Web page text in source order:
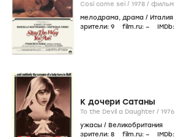
Cosi come sei / 1978 / фильм
мелодрама, драма / Италия
зрители: 9 film.ru: – IMDb:
К дочери Сатаны
To the Devil a Daughter / 1976
ужасы / Великобритания
зрители: 8 film.ru: – IMDb: